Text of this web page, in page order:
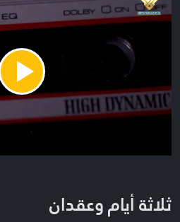
Play
Video
ثلاثة أيام وعقدان